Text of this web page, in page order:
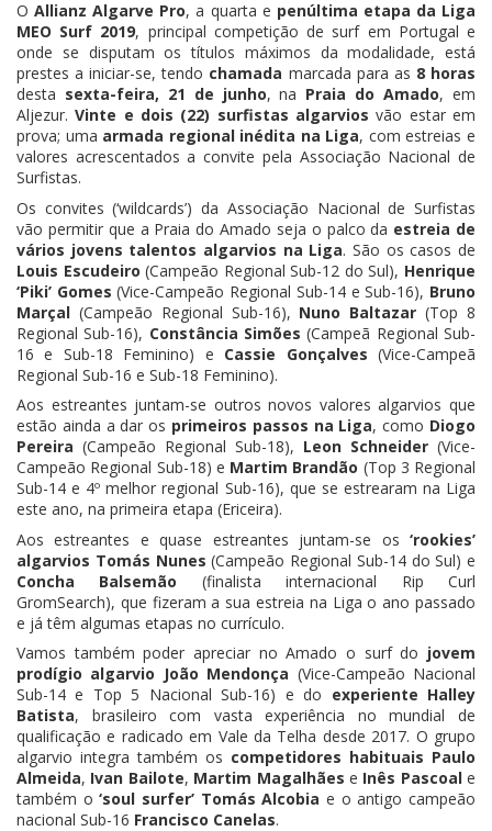
OAllianz Algarve Pro, a quarta e penúltima etapa da Liga
MEO Surf 2019, principal competição de surf em Portugal e
onde se disputam os títulos máximos da modalidade, está
prestes a iniciar-se, tendo chamada marcada para as 8 horas
desta sexta-feira, 21 de junho, na Praia do Amado, em
Aljezur.Vinte e dois (22) surfistas algarvios vão estar em
prova; uma armada regional inédita na Liga, com estreias e
valores acrescentados a convite pela Associação Nacional de
Surfistas.
Os convites (‘wildcards’) da Associação Nacional de Surfistas
vão permitir que a Praia do Amado seja o palco da estreia de
vários jovens talentos algarvios na Liga. São os casos de
Louis Escudeiro (Campeão Regional Sub-12 do Sul), Henrique
‘Piki’ Gomes (Vice-Campeão Regional Sub-14 e Sub-16), Bruno
Marçal (Campeão Regional Sub-16), Nuno Baltazar (Top 8
Regional Sub-16), Constância Simões (Campeã Regional Sub-
16 e Sub-18 Feminino) e Cassie Gonçalves (Vice-Campeã
Regional Sub-16 e Sub-18 Feminino).
Aos estreantes juntam-se outros novos valores algarvios que
estão ainda a dar os primeiros passos na Liga, como Diogo
Pereira (Campeão Regional Sub-18), Leon Schneider (Vice-
Campeão Regional Sub-18) e Martim Brandão (Top 3 Regional
Sub-14 e 4º melhor regional Sub-16), que se estrearam na Liga
este ano, na primeira etapa (Ericeira).
Aos estreantes e quase estreantes juntam-se os ‘rookies’
algarvios Tomás Nunes (Campeão Regional Sub-14 do Sul) e
Concha Balsemão (finalista internacional Rip Curl
GromSearch), que fizeram a sua estreia na Liga o ano passado
e já têm algumas etapas no currículo.
Vamos também poder apreciar no Amado o surf do jovem
prodígio algarvio João Mendonça (Vice-Campeão Nacional
Sub-14 e Top 5 Nacional Sub-16) e do experiente Halley
Batista, brasileiro com vasta experiência no mundial de
qualificação e radicado em Vale da Telha desde 2017. O grupo
algarvio integra também os competidores habituais Paulo
Almeida, Ivan Bailote, Martim Magalhães e Inês Pascoale
também o‘soul surfer’ Tomás Alcobia e o antigo campeão
nacional Sub-16 Francisco Canelas.